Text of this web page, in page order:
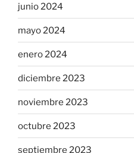
junio 2024
mayo 2024
enero 2024
diciembre 2023
noviembre 2023
octubre 2023
septiembre 2023